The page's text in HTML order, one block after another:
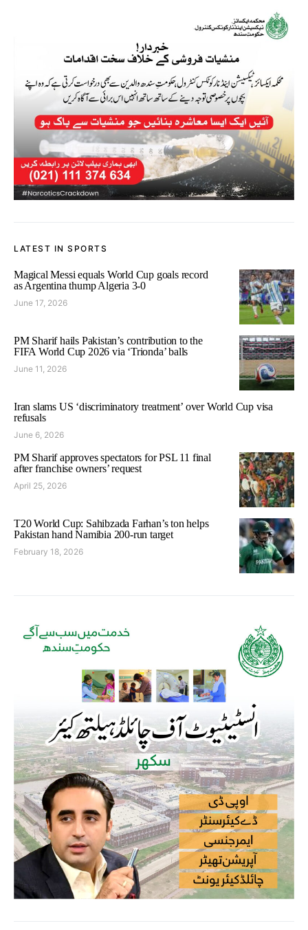
LATEST IN SPORTS
Magical Messi equals World Cup goals record
as Argentina thump Algeria 3-0
June 17, 2026
PM Sharif hails Pakistan’s contribution to the
FIFA World Cup 2026 via ‘Trionda’ balls
June 11, 2026
Iran slams US ‘discriminatory treatment’ over World Cup visa
refusals
June 6, 2026
PM Sharif approves spectators for PSL 11 final
after franchise owners’ request
April 25, 2026
T20 World Cup: Sahibzada Farhan’s ton helps
Pakistan hand Namibia 200-run target
February 18, 2026